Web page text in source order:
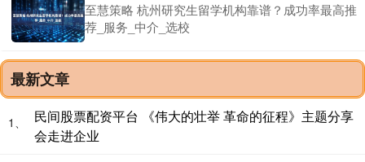
至慧策略 杭州研究生留学机构靠谱？成功率最高推
荐_服务_中介_选校
最新文章
1、
民间股票配资平台 《伟大的壮举 革命的征程》主题分享
会走进企业